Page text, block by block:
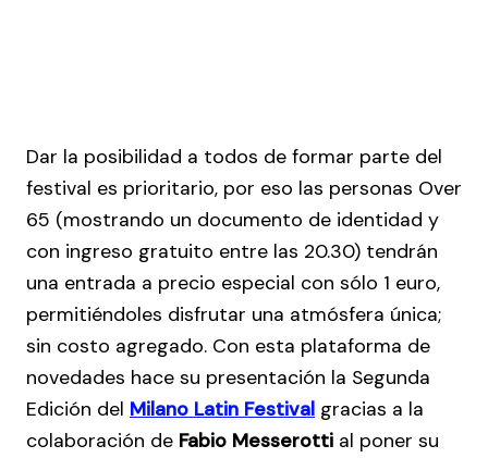
Dar la posibilidad a todos de formar parte del
festival es prioritario, por eso las personas Over
65 (mostrando un documento de identidad y
con ingreso gratuito entre las 20.30) tendrán
una entrada a precio especial con sólo 1 euro,
permitiéndoles disfrutar una atmósfera única;
sin costo agregado. Con esta plataforma de
novedades hace su presentación la Segunda
Edición del Milano Latin Festival gracias a la
colaboración de Fabio Messerotti al poner su